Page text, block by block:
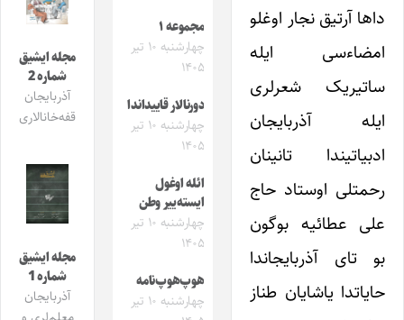
داها آرتیق نجار اوغلو
امضاءسی ایله
ساتیریک شعرلری
ایله آذربایجان
ادبیاتیندا تانینان
رحمتلی اوستاد حاج
علی عطائیه بوگون
بو تای آذربایجاندا
حایاتدا یاشایان طناز
مجموعه ۱
چهارشنبه ۱۰ تیر
۱۴۰۵
دورنالار قاییداندا
چهارشنبه ۱۰ تیر
۱۴۰۵
ائله اوغول
ایسته‌ییر وطن
چهارشنبه ۱۰ تیر
۱۴۰۵
هوپ‌هوپ‌نامه
چهارشنبه ۱۰ تیر
مجله ایشیق
شماره 2
آذربایجان
قفه‌خانالاری
مجله ایشیق
شماره 1
آذربایجان